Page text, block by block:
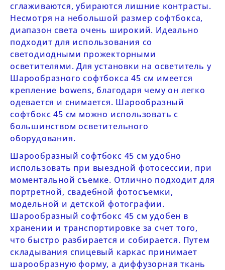
сглаживаются, убираются лишние контрасты.
Несмотря на небольшой размер софтбокса,
диапазон света очень широкий. Идеально
подходит для использования со
светодиодными прожекторными
осветителями. Для установки на осветитель у
Шарообразного софтбокса 45 см имеется
крепление bowens, благодаря чему он легко
одевается и снимается. Шарообразный
софтбокс 45 см можно использовать с
большинством осветительного
оборудования.
Шарообразный софтбокс 45 смудобно
использовать при выездной фотосессии, при
моментальной съемке. Отлично подходит для
портретной, свадебной фотосъемки,
модельной и детской фотографии.
Шарообразный софтбокс 45 смудобен в
хранении и транспортировке за счет того,
что быстро разбирается и собирается. Путем
складывания спицевый каркас принимает
шарообразную форму, а диффузорная ткань